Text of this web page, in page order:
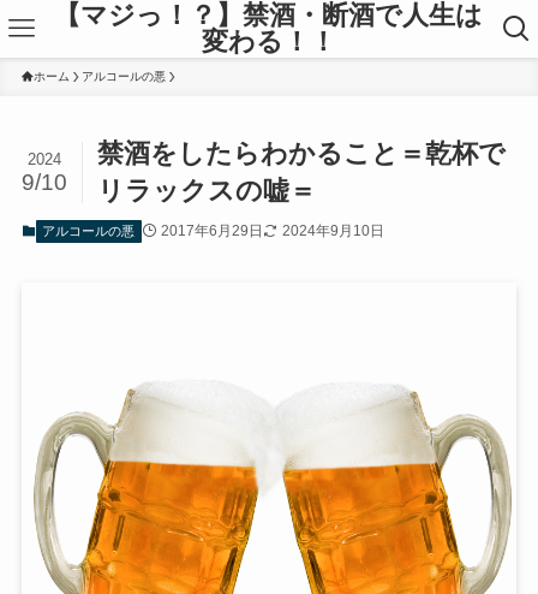
【マジっ！？】禁酒・断酒で人生は
変わる！！
ホーム アルコールの悪
禁酒をしたらわかること＝乾杯で
リラックスの嘘＝
2024
9/10
アルコールの悪 2017年6月29日 2024年9月10日